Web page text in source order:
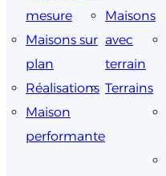
mesure
Maisons sur
plan
Réalisations
Maison
performante
Maisons
avec
terrain
Terrains